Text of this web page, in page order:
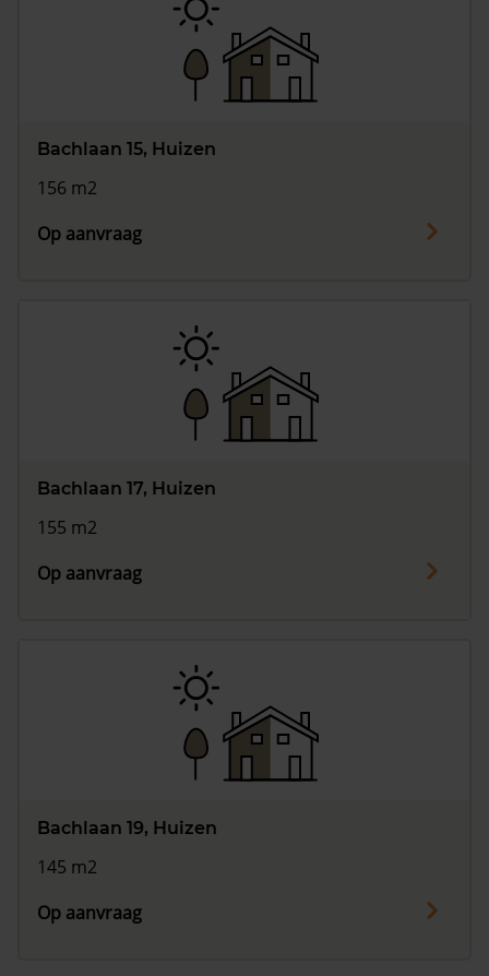
Bachlaan 15, Huizen
156 m2
Op aanvraag
Bachlaan 17, Huizen
155 m2
Op aanvraag
Bachlaan 19, Huizen
145 m2
Op aanvraag